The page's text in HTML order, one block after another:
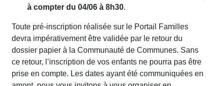
à compter du 04/06 à 8h30.
Toute pré‑inscription réalisée sur le Portail Familles
devra impérativement être validée par le retour du
dossier papier à la Communauté de Communes. Sans
ce retour, l’inscription de vos enfants ne pourra pas être
prise en compte. Les dates ayant été communiquées en